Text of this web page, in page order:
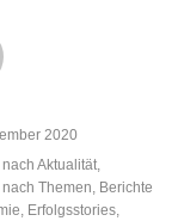
2020
Aktualität,
Themen, Berichte
, Erfolgsstories,